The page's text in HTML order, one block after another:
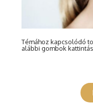
Témához kapcsolódó
alábbi gombok